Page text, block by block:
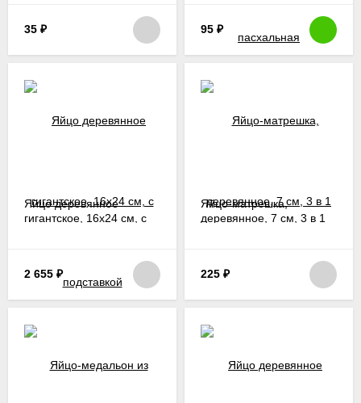
35 ₽ 95 ₽
Яйцо деревянное
гигантское, 16х24 см, с
2 655 ₽
Яйцо-матрешка,
деревянное, 7 см, 3 в 1
225 ₽